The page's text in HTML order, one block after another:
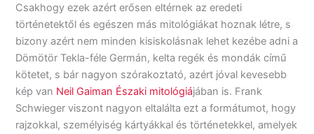
Csakhogy ezek azért erősen eltérnek az eredeti
történetektől és egészen más mitológiákat hoznak létre, s
bizony azért nem minden kisiskolásnak lehet kezébe adni a
Dömötör Tekla-féle Germán, kelta regék és mondák című
kötetet, s bár nagyon szórakoztató, azért jóval kevesebb
kép van Neil Gaiman Északi mitológiájában is. Frank
Schwieger viszont nagyon eltalálta ezt a formátumot, hogy
rajzokkal, személyiség kártyákkal és történetekkel, amelyek